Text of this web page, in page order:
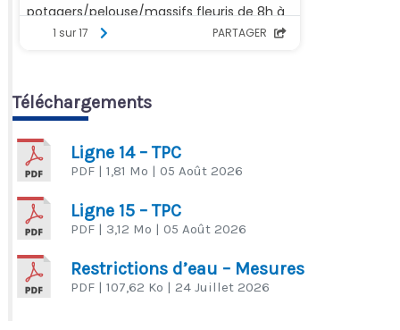
Téléchargements
Ligne 14 – TPC
PDF | 1,81 Mo | 05 Août 2026
Ligne 15 – TPC
PDF | 3,12 Mo | 05 Août 2026
Restrictions d’eau – Mesures
PDF | 107,62 Ko | 24 Juillet 2026